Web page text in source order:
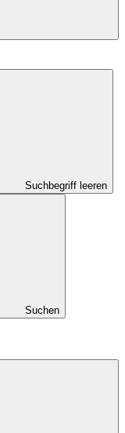
Suchbegriff leeren
Suchen